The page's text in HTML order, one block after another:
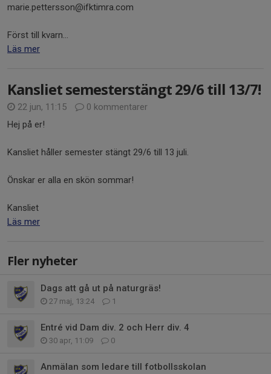
marie.pettersson@ifktimra.com
Först till kvarn...
Läs mer
Kansliet semesterstängt 29/6 till 13/7!
22 jun, 11:15
0 kommentarer
Hej på er!
Kansliet håller semester stängt 29/6 till 13 juli.
Önskar er alla en skön sommar!
Kansliet
Läs mer
Fler nyheter
Dags att gå ut på naturgräs!
27 maj, 13:24 1
Entré vid Dam div. 2 och Herr div. 4
30 apr, 11:09 0
Anmälan som ledare till fotbollsskolan